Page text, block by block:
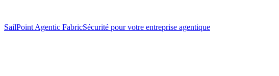
SailPoint Agentic FabricSécurité pour votre entreprise agentique